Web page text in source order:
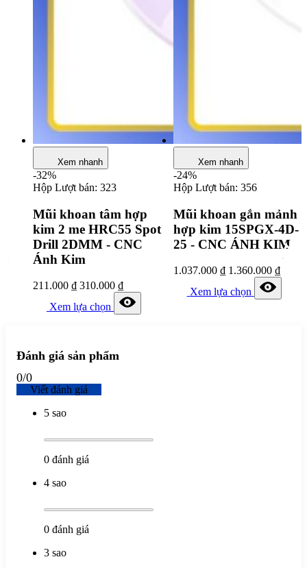
Xem nhanh
-32%
Hộp Lượt bán: 323
Mũi khoan tâm hợp
kim 2 me HRC55 Spot
Drill 2DMM - CNC
Ánh Kim
211.000 ₫ 310.000 ₫
Xem lựa chọn
Xem nhanh
-24%
Hộp Lượt bán: 356
Mũi khoan gắn mảnh
hợp kim 15SPGX-4D-
25 - CNC ÁNH KIM
1.037.000₫ 1.360.000₫
Xem lựa chọn
Đánh giá sản phẩm
0/0
Viết đánh giá
5 sao
0 đánh giá
4 sao
0 đánh giá
3 sao